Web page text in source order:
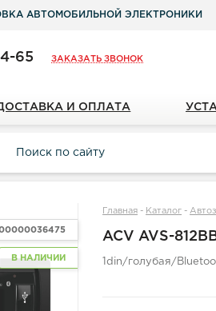
АВТОМОБИЛЬНОЙ ЭЛЕКТРОНИКИ
65 ЗАКАЗАТЬ ЗВОНОК
И ОПЛАТА
В НАЛИЧИИ
Главная - Каталог -
ACV AVS-
1din/голубая/